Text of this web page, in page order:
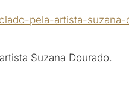
Suzana Dourado.